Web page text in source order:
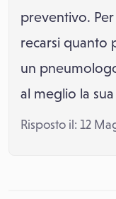
preventivo.
recarsi quanto
un
al meglio la
Risposto il: 12